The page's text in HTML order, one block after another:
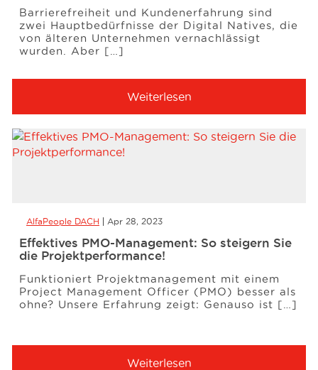
Barrierefreiheit und Kundenerfahrung sind
zwei Hauptbedürfnisse der Digital Natives, die
von älteren Unternehmen vernachlässigt
wurden. Aber […]
Weiterlesen
AlfaPeople DACH Apr 28, 2023
Effektives PMO-Management: So steigern Sie
die Projektperformance!
Funktioniert Projektmanagement mit einem
Project Management Officer (PMO) besser als
ohne? Unsere Erfahrung zeigt: Genauso ist […]
Weiterlesen